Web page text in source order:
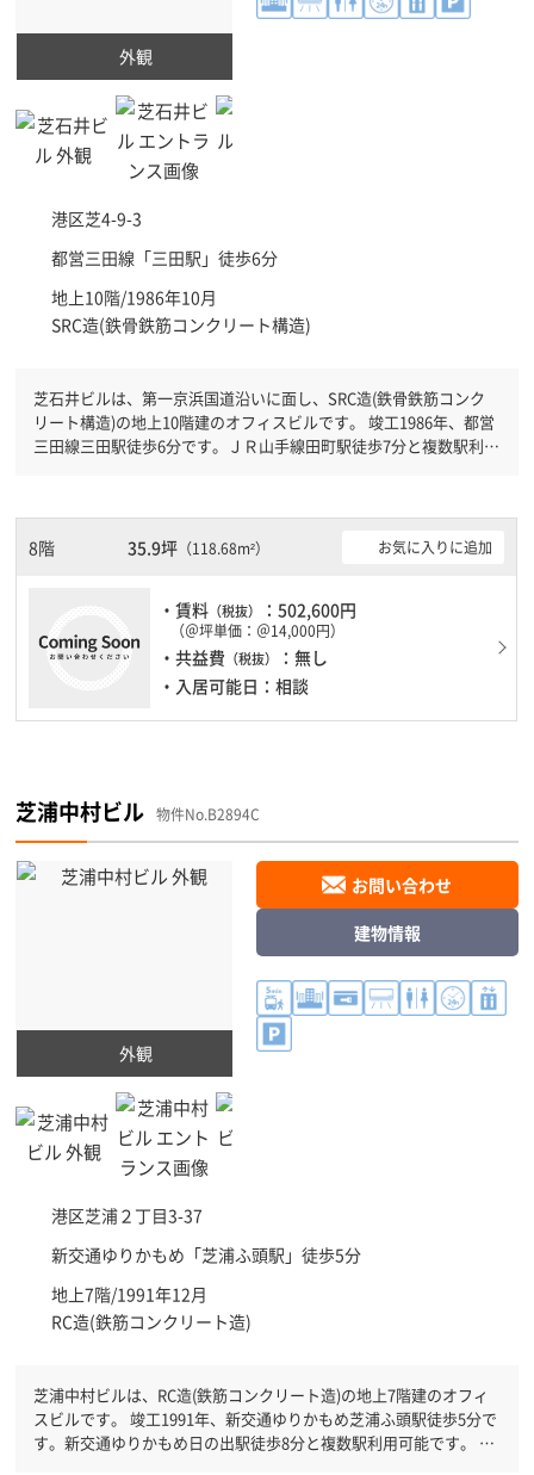
外観
港区芝4-9-3
都営三田線「三田駅 」徒歩6分
地上10階/1986年10月
SRC造(鉄骨鉄筋コンクリート構造)
芝石井ビルは、第一京浜国道沿いに面し、SRC造(鉄骨鉄筋コンク
リート構造)の地上10階建のオフィスビルです。 竣工1986年、都営
三田線三田駅徒歩6分です。ＪＲ山手線田町駅徒歩7分と複数駅利用
にせず利用できます。駐車場もありますので、車を利用されるお客
様には使いやすいです。
8階 35.9坪 （118.68m²） お気に入りに追加
・賃料 （税抜） ：502,600円
（＠坪単価：＠14,000円）
・共益費 （税抜）
：無し
・入居可能日：相談
芝浦中村ビル 物件No.B2894C
外観
港区芝浦２丁目3-37
新交通ゆりかもめ「芝浦ふ頭駅 」徒歩5分
地上7階/1991年12月
RC造(鉄筋コンクリート造)
お問い合わせ
建物情報
芝浦中村ビルは、RC造(鉄筋コンクリート造)の地上7階建のオフィ
スビルです。 竣工1991年、新交通ゆりかもめ芝浦ふ頭駅徒歩5分で
す。新交通ゆりかもめ日の出駅徒歩8分と複数駅利用可能です。 機